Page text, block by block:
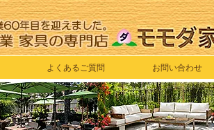
よくあるご質問 お問い合わせ